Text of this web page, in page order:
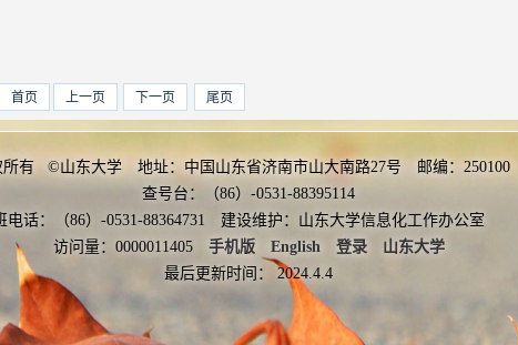
首页 上一页 下一页 尾页
所有 ©山东大学 地址：中国山东省济南市山大南路27号 邮编：250100
查号台：（86）-0531-88395114
电话：（86）-0531-88364731 建设维护：山东大学信息化工作办公室
访问量： 0000011405 手机版 English 登录
山东大学
最后更新时间： 2024.4.4